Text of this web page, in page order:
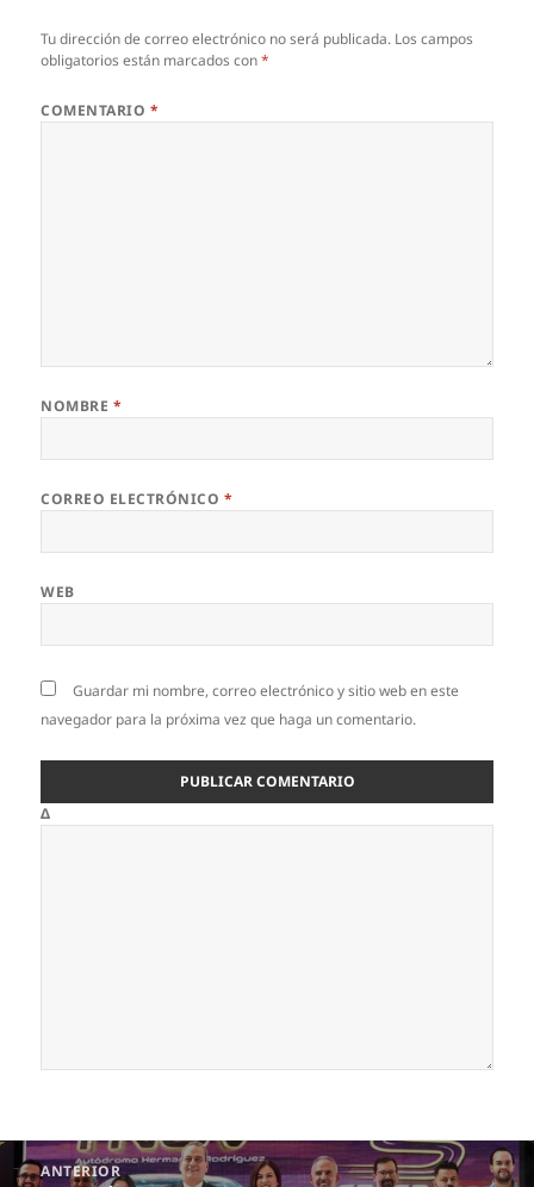
Tu dirección de correo electrónico no será publicada. Los campos
obligatorios están marcados con*
COMENTARIO *
NOMBRE *
CORREO ELECTRÓNICO *
WEB
Guardar mi nombre, correo electrónico y sitio web en este
navegador para la próxima vez que haga un comentario.
Δ
Navegación
ANTERIOR